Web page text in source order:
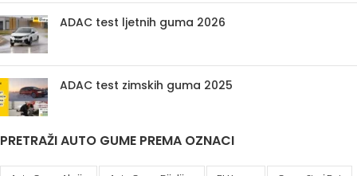
ADAC test ljetnih guma 2026
ADAC test zimskih guma 2025
PRETRAŽI AUTO GUME PREMA OZNACI